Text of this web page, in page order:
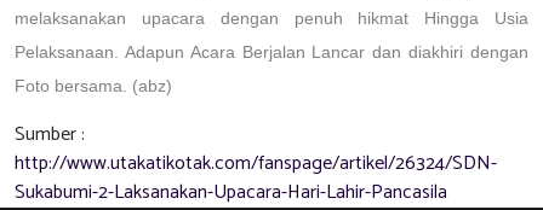
melaksanakan upacara dengan penuh hikmat Hingga Usia
Pelaksanaan. Adapun Acara Berjalan Lancar dan diakhiri dengan
Foto bersama
(abz)
Sumber :
http://www.utakatikotak.com/fanspage/artikel/26324/SDN-
Sukabumi-2-Laksanakan-Upacara-Hari-Lahir-Pancasila